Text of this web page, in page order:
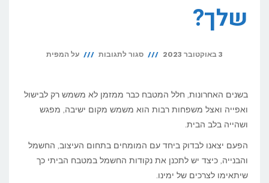
שלך?
3 באוקטובר 2023 סגור לתגובות על
לתכנן
את
החשמל
במטבח
על המפית
בשנים האחרונות, חלל המטבח כבר ממזמן לא משמש רק לבישול
ואפייה ואצל משפחות רבות הוא משמש מקום ישיבה, מפגש
ושהייה בלב הבית.
הפעם יצאנו לבדוק ביחד עם המומחים בתחום העיצוב, החשמל
והבנייה, כיצד יש לתכנן את נקודות החשמל במטבח הביתי כך
שיתאימו לצרכים של ימינו.